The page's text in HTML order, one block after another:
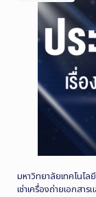
มหาวิทยาลัยเทคโนโล
เช่าเครื่องถ่ายเอกสา